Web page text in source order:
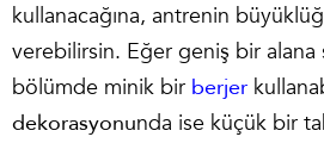
kullanacağına, antrenin
verebilirsin. Eğer geniş bir alana
bölümde minik bir berjer
dekorasyonunda ise küçük bir